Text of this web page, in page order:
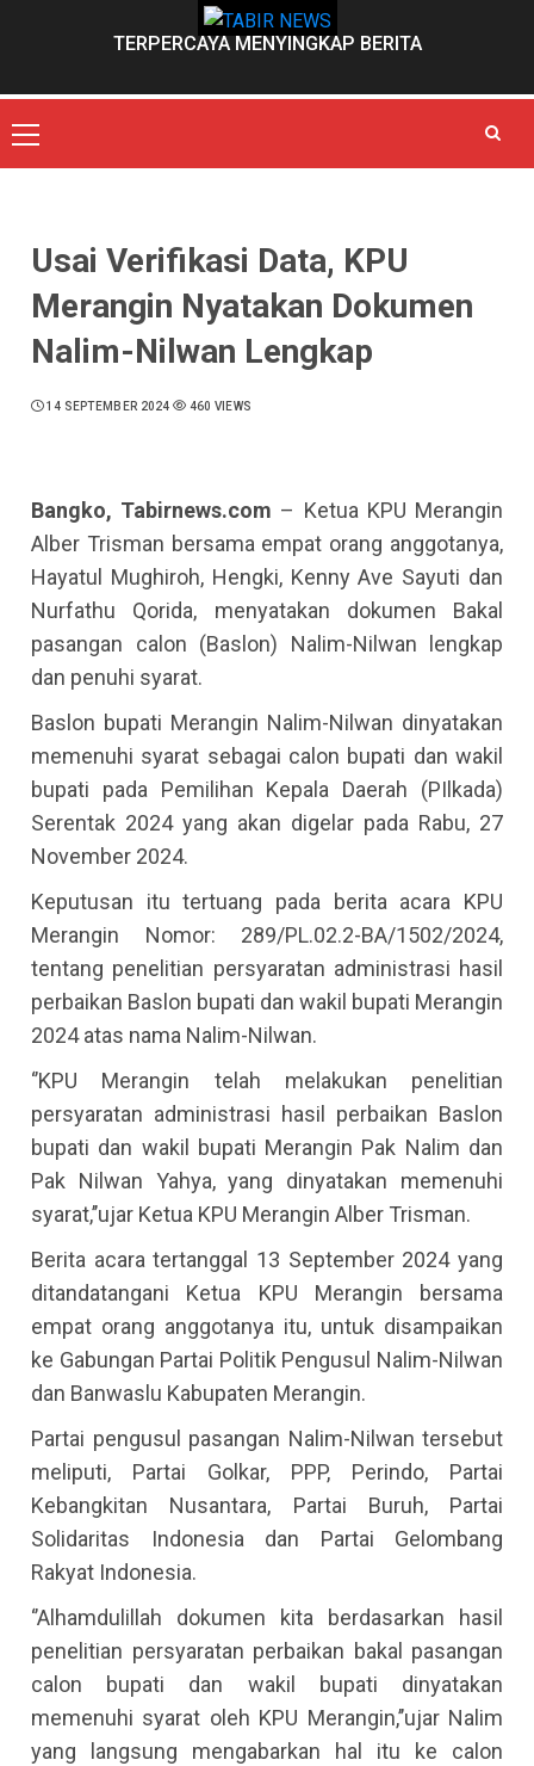
TERPERCAYA MENYINGKAP BERITA
Primary
Menu
Usai Verifikasi Data, KPU
Merangin Nyatakan Dokumen
Nalim-Nilwan Lengkap
14 SEPTEMBER 2024 460 VIEWS
Bangko, Tabirnews.com – Ketua KPU Merangin
Alber Trisman bersama empat orang anggotanya,
Hayatul Mughiroh, Hengki, Kenny Ave Sayuti dan
Nurfathu Qorida, menyatakan dokumen Bakal
pasangan calon (Baslon) Nalim-Nilwan lengkap
dan penuhi syarat.
Baslon bupati Merangin Nalim-Nilwan dinyatakan
memenuhi syarat sebagai calon bupati dan wakil
bupati pada Pemilihan Kepala Daerah (PIlkada)
Serentak 2024 yang akan digelar pada Rabu, 27
November 2024.
Keputusan itu tertuang pada berita acara KPU
Merangin Nomor: 289/PL.02.2-BA/1502/2024,
tentang penelitian persyaratan administrasi hasil
perbaikan Baslon bupati dan wakil bupati Merangin
2024 atas nama Nalim-Nilwan.
‘’KPU Merangin telah melakukan penelitian
persyaratan administrasi hasil perbaikan Baslon
bupati dan wakil bupati Merangin Pak Nalim dan
Pak Nilwan Yahya, yang dinyatakan memenuhi
syarat,’’ujar Ketua KPU Merangin Alber Trisman.
Berita acara tertanggal 13 September 2024 yang
ditandatangani Ketua KPU Merangin bersama
empat orang anggotanya itu, untuk disampaikan
ke Gabungan Partai Politik Pengusul Nalim-Nilwan
dan Banwaslu Kabupaten Merangin.
Partai pengusul pasangan Nalim-Nilwan tersebut
meliputi, Partai Golkar, PPP, Perindo, Partai
Kebangkitan Nusantara, Partai Buruh, Partai
Solidaritas Indonesia dan Partai Gelombang
Rakyat Indonesia.
‘’Alhamdulillah dokumen kita berdasarkan hasil
penelitian persyaratan perbaikan bakal pasangan
calon bupati dan wakil bupati dinyatakan
memenuhi syarat oleh KPU Merangin,’’ujar Nalim
yang langsung mengabarkan hal itu ke calon